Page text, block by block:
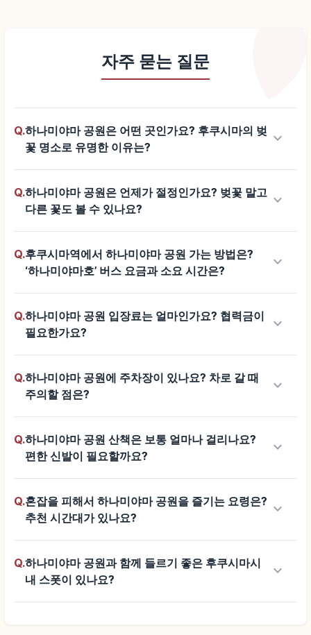
자주 묻는 질문
Q.하나미야마 공원은 어떤 곳인가요? 후쿠시마의 벚
꽃 명소로 유명한 이유는?
keyboard_arrow_down
Q.하나미야마 공원은 언제가 절정인가요? 벚꽃 말고
다른 꽃도 볼 수 있나요?
keyboard_arrow_down
Q.후쿠시마역에서 하나미야마 공원 가는 방법은?
‘하나미야마호’ 버스 요금과 소요 시간은?
keyboard_arrow_down
Q.하나미야마 공원 입장료는 얼마인가요? 협력금이
필요한가요?
keyboard_arrow_down
Q.하나미야마 공원에 주차장이 있나요? 차로 갈 때
주의할 점은?
keyboard_arrow_down
Q.하나미야마 공원 산책은 보통 얼마나 걸리나요?
편한 신발이 필요할까요?
keyboard_arrow_down
Q.혼잡을 피해서 하나미야마 공원을 즐기는 요령은?
추천 시간대가 있나요?
keyboard_arrow_down
Q.하나미야마 공원과 함께 들르기 좋은 후쿠시마시
내 스폿이 있나요?
keyboard_arrow_down